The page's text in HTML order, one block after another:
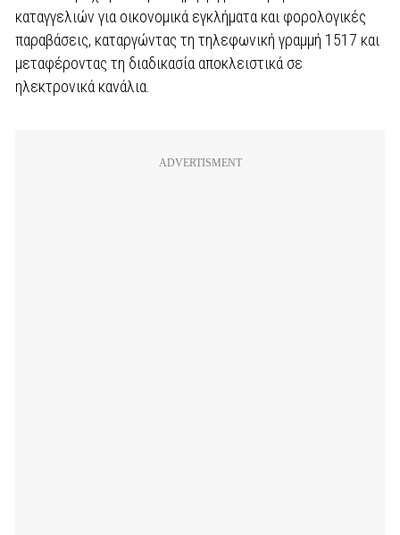
καταγγελιών για οικονομικά εγκλήματα και φορολογικές
παραβάσεις, καταργώντας τη τηλεφωνική γραμμή 1517 και
μεταφέροντας τη διαδικασία αποκλειστικά σε
ηλεκτρονικά κανάλια.